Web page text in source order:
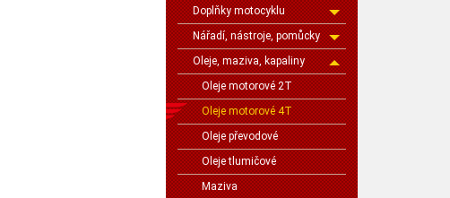
Doplňky motocyklu
Nářadí, nástroje, pomůcky
Oleje, maziva, kapaliny
Oleje motorové 2T
Oleje motorové 4T
Oleje převodové
Oleje tlumičové
Maziva